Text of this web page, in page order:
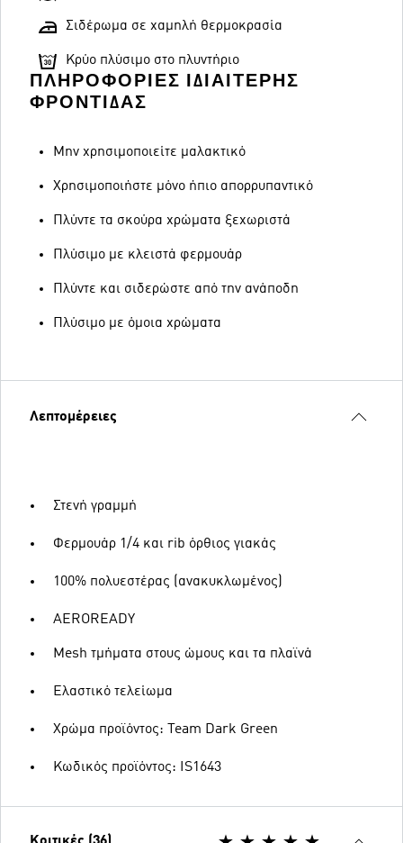
Σιδέρωμα σε χαμηλή θερμοκρασία
Κρύο πλύσιμο στο πλυντήριο
ΠΛΗΡΟΦΟΡΊΕΣ ΙΔΙΑΊΤΕΡΗΣ
ΦΡΟΝΤΊΔΑΣ
Μην χρησιμοποιείτε μαλακτικό
Χρησιμοποιήστε μόνο ήπιο απορρυπαντικό
Πλύντε τα σκούρα χρώματα ξεχωριστά
Πλύσιμο με κλειστά φερμουάρ
Πλύντε και σιδερώστε από την ανάποδη
Πλύσιμο με όμοια χρώματα
Λεπτομέρειες
Στενή γραμμή
Φερμουάρ 1/4 και rib όρθιος γιακάς
100% πολυεστέρας (ανακυκλωμένος)
AEROREADY
Mesh τμήματα στους ώμους και τα πλαϊνά
Ελαστικό τελείωμα
Χρώμα προϊόντος: Team Dark Green
Κωδικός προϊόντος: IS1643